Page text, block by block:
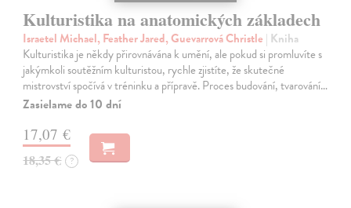
Kulturistika na anatomických základech
Israetel Michael, Feather Jared, Guevarrová Christle | Kniha
Kulturistika je někdy přirovnávána k umění, ale pokud si promluvíte s
jakýmkoli soutěžním kulturistou, rychle zjistíte, že skutečné
mistrovství spočívá v tréninku a přípravě. Proces budování, tvarování…
Zasielame do 10 dní
17,07 €
18,35 € ?